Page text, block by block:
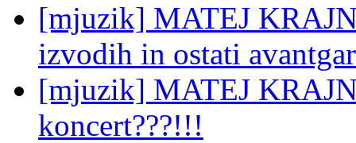
[mjuzik] MATEJ
izvodih in ostati
[mjuzik] MATEJ
koncert???!!!